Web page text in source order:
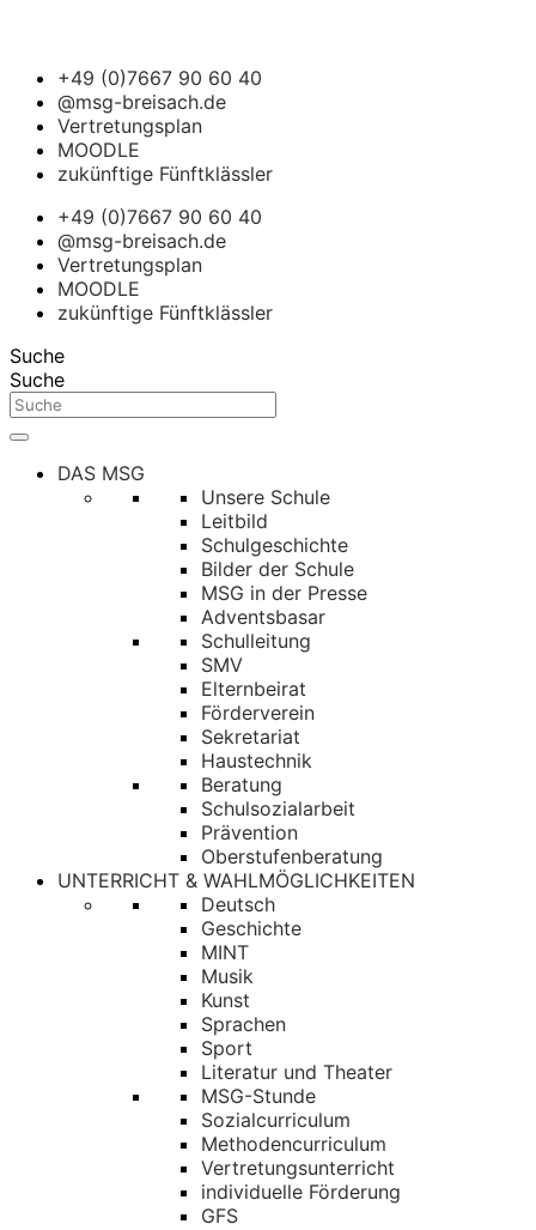
+49 (0)7667 90 60 40
@msg-breisach.de
Vertretungsplan
MOODLE
zukünftige Fünftklässler
+49 (0)7667 90 60 40
@msg-breisach.de
Vertretungsplan
MOODLE
zukünftige Fünftklässler
Suche
Suche
DAS MSG
Unsere Schule
Leitbild
Schulgeschichte
Bilder der Schule
MSG in der Presse
Adventsbasar
Schulleitung
SMV
Elternbeirat
Förderverein
Sekretariat
Haustechnik
Beratung
Schulsozialarbeit
Prävention
Oberstufenberatung
UNTERRICHT & WAHLMÖGLICHKEITEN
Deutsch
Geschichte
MINT
Musik
Kunst
Sprachen
Sport
Literatur und Theater
MSG-Stunde
Sozialcurriculum
Methodencurriculum
Vertretungsunterricht
individuelle Förderung
GFS